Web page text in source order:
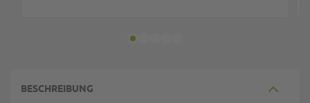
BESCHREIBUNG